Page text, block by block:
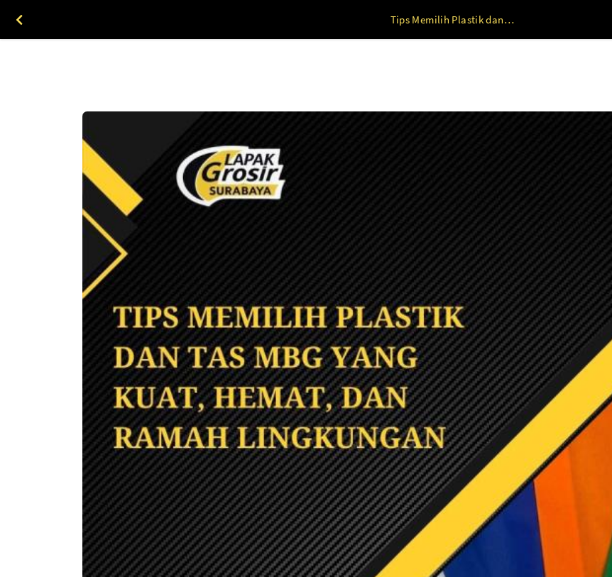
Tips Memilih Plastik dan Tas MBG yang Kuat, Hemat, dan Ramah Lingkungan